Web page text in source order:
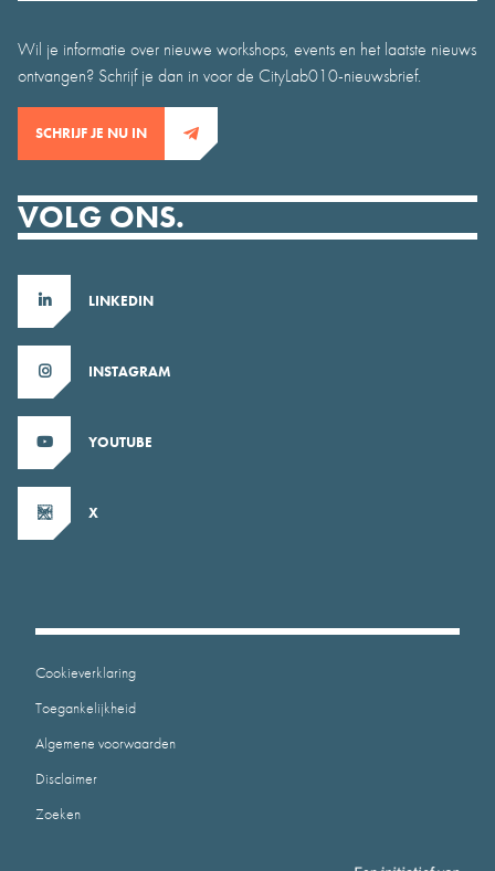
Wil je informatie over nieuwe workshops, events en het laatste nieuws
ontvangen? Schrijf je dan in voor de CityLab010-nieuwsbrief.
SCHRIJF JE NU IN
VOLG ONS.
LINKEDIN
INSTAGRAM
YOUTUBE
X
Cookieverklaring
Toegankelijkheid
Algemene voorwaarden
Disclaimer
Zoeken